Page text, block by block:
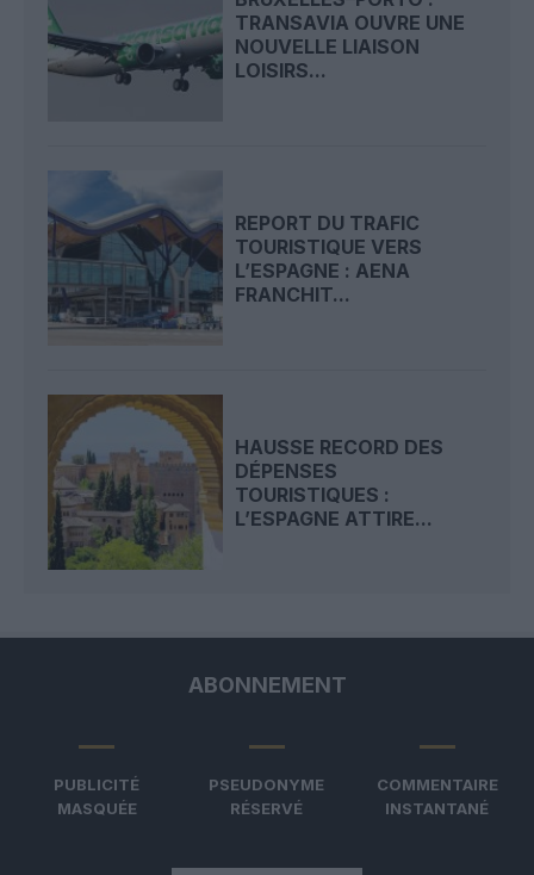
TRANSAVIA OUVRE UNE
NOUVELLE LIAISON
LOISIRS...
REPORT DU TRAFIC
TOURISTIQUE VERS
L’ESPAGNE : AENA
FRANCHIT...
HAUSSE RECORD DES
DÉPENSES
TOURISTIQUES :
L’ESPAGNE ATTIRE...
ABONNEMENT
PUBLICITÉ
MASQUÉE
PSEUDONYME
RÉSERVÉ
COMMENTAIRE
INSTANTANÉ